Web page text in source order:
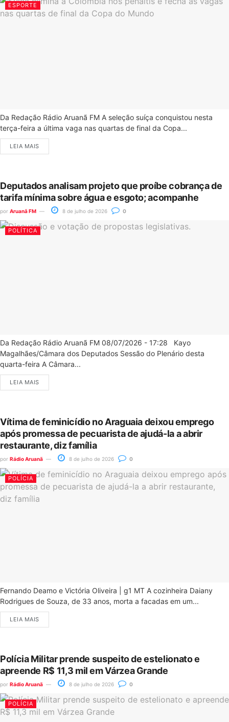
ESPORTE
Da Redação Rádio Aruanã FM A seleção suíça conquistou nesta
terça-feira a última vaga nas quartas de final da Copa...
LEIA MAIS
Deputados analisam projeto que proíbe cobrança de
tarifa mínima sobre água e esgoto; acompanhe
por Aruanã FM 8 de julho de 2026 0
POLÍTICA
Da Redação Rádio Aruanã FM 08/07/2026 - 17:28 Kayo
Magalhães/Câmara dos Deputados Sessão do Plenário desta
quarta-feira A Câmara...
LEIA MAIS
Vítima de feminicídio no Araguaia deixou emprego
após promessa de pecuarista de ajudá-la a abrir
restaurante, diz família
por Rádio Aruanã 8 de julho de 2026 0
POLÍCIA
Fernando Deamo e Victória Oliveira | g1 MT A cozinheira Daiany
Rodrigues de Souza, de 33 anos, morta a facadas em um...
LEIA MAIS
Polícia Militar prende suspeito de estelionato e
apreende R$ 11,3 mil em Várzea Grande
por Rádio Aruanã 8 de julho de 2026 0
POLÍCIA